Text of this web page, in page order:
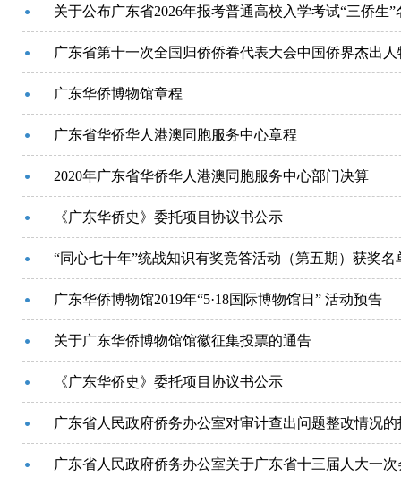
关于公布广东省2026年报考普通高校入学考试“三侨生”
广东省第十一次全国归侨侨眷代表大会中国侨界杰出
广东华侨博物馆章程
广东省华侨华人港澳同胞服务中心章程
2020年广东省华侨华人港澳同胞服务中心部门决算
《广东华侨史》委托项目协议书公示
“同心七十年”统战知识有奖竞答活动（第五期）获奖名
广东华侨博物馆2019年“5·18国际博物馆日” 活动预告
关于广东华侨博物馆馆徽征集投票的通告
《广东华侨史》委托项目协议书公示
广东省人民政府侨务办公室对审计查出问题整改情况的
广东省人民政府侨务办公室关于广东省十三届人大一